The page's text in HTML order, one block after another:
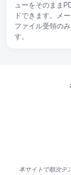
ューをそのまま
ドできます。メ
ファイル受領の
す。
本サイトで順次テ